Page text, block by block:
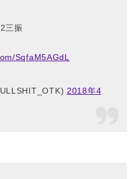
2三振
SqfaM5AGdL
2018年4